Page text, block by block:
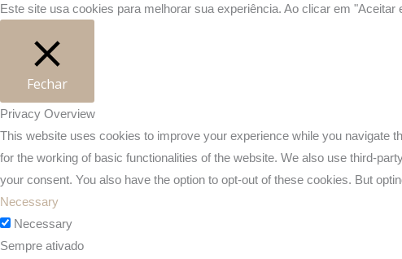
Este site usa cookies para melhorar sua experiência. Ao clicar em
Fechar
Privacy Overview
This website uses cookies to improve your experience while you navigate
for the working of basic functionalities of the website. We also use third-
your consent. You also have the option to opt-out of these cookies. But
Necessary
Necessary
Sempre ativado